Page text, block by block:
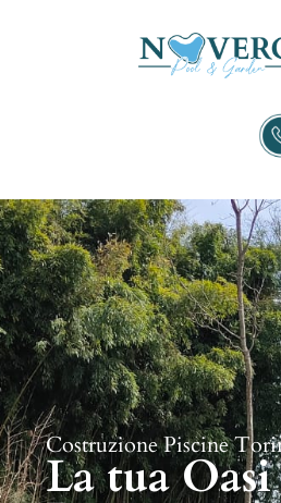
Costruzione Piscine
La tua